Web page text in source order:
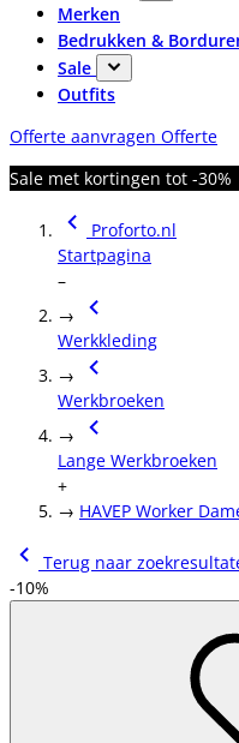
Merken
Bedrukken &
Sale
Outfits
Offerte aanvragen Offerte
Sale met kortingen tot -30%
Proforto.nl
Startpagina
–
→
Werkkleding
→
Werkbroeken
→
Lange Werkbroeken
+
→ HAVEP Worker
Terug naar
-10%